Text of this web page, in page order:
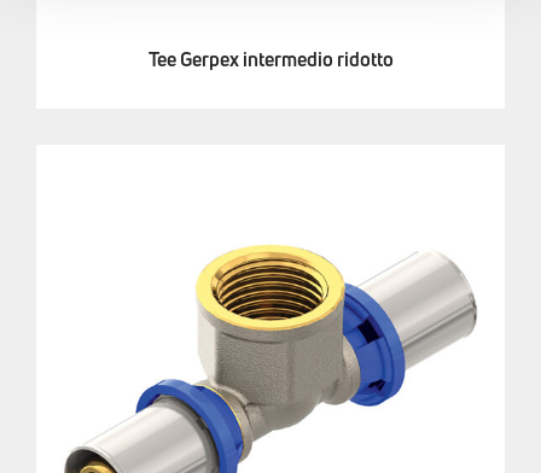
Tee Gerpex intermedio ridotto